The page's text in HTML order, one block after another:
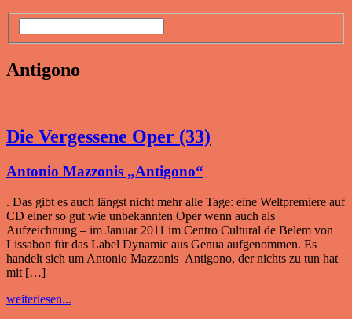
Antigono
Die Vergessene Oper (33)
Antonio Mazzonis „Antigono“
. Das gibt es auch längst nicht mehr alle Tage: eine Weltpremiere auf
CD einer so gut wie unbekannten Oper wenn auch als
Aufzeichnung – im Januar 2011 im Centro Cultural de Belem von
Lissabon für das Label Dynamic aus Genua aufgenommen. Es
handelt sich um Antonio Mazzonis Antigono, der nichts zu tun hat
mit […]
weiterlesen...